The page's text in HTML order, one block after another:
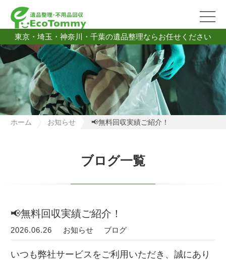
東京・埼玉・神奈川・千葉の遺品整理ならお任せください
ホーム お知らせ 📢無料回収実績ご紹介！
ブログ一覧
📢無料回収実績ご紹介！
2026.06.26 お知らせ ブログ
いつも弊社サービスをご利用いただき、誠にあり